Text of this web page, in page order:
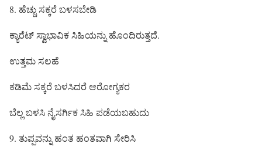
8. ಹೆಚ್ಚು ಸಕ್ಕರೆ ಬಳಸಬೇಡಿ
ಕ್ಯಾರೆಟ್ ಸ್ವಾಭಾವಿಕ ಸಿಹಿಯನ್ನು ಹೊಂದಿರುತ್ತದೆ.
ಉತ್ತಮ ಸಲಹೆ
ಕಡಿಮೆ ಸಕ್ಕರೆ ಬಳಸಿದರೆ ಆರೋಗ್ಯಕರ
ಬೆಲ್ಲ ಬಳಸಿ ನೈಸರ್ಗಿಕ ಸಿಹಿ ಪಡೆಯಬಹುದು
9. ತುಪ್ಪವನ್ನು ಹಂತ ಹಂತವಾಗಿ ಸೇರಿಸಿ